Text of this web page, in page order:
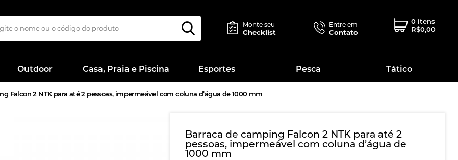
Monte seu
Checklist
Entre em
Contato
0 itens
R$0,00
Outdoor Casa, Praia e Piscina Esportes Pesca Tático
Falcon 2 NTK para até 2 pessoas, impermeável com coluna d’água de 1000 mm
Barraca de camping Falcon 2 NTK para até 2
pessoas, impermeável com coluna d’água de
1000 mm